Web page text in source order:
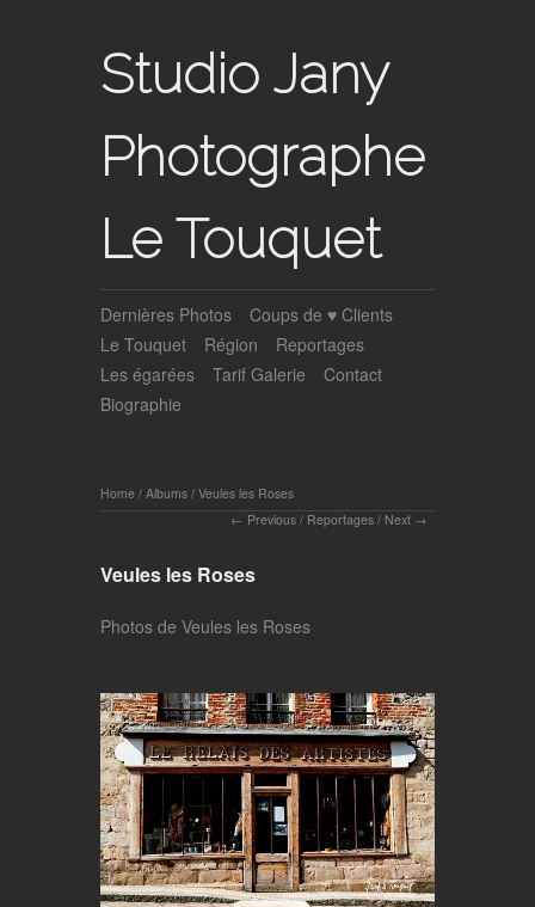
Studio Jany
Photographe
Le Touquet
Dernières Photos
Coups de ♥ Clients
Le Touquet
Région
Reportages
Les égarées
Tarif Galerie
Contact
Biographie
Home / Albums / Veules les Roses
Previous / Reportages / Next
Veules les Roses
Photos de Veules les Roses